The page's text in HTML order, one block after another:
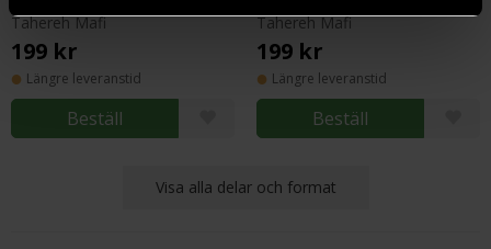
Tahereh Mafi
199 kr
Längre leveranstid
Beställ
Tahereh Mafi
199 kr
Längre leveranstid
Beställ
Visa alla delar och format